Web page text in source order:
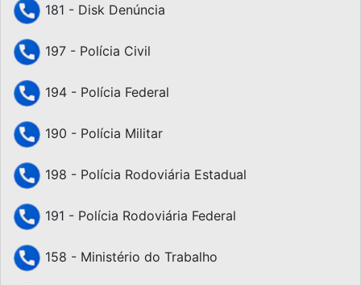
181 - Disk Denúncia
197 - Polícia Civil
194 - Polícia Federal
190 - Polícia Militar
198 - Polícia Rodoviária Estadual
191 - Polícia Rodoviária Federal
158 - Ministério do Trabalho